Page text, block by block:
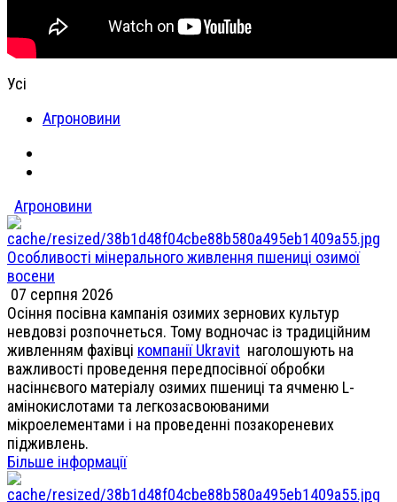
Усі
Агроновини
Агроновини
Особливості мінерального живлення пшениці озимої
восени
07 серпня 2026
Осіння посівна кампанія озимих зернових культур
невдовзі розпочнеться. Тому водночас із традиційним
живленням фахівці компанії Ukravit наголошують на
важливості проведення передпосівної обробки
насіннєвого матеріалу озимих пшениці та ячменю L-
амінокислотами та легкозасвоюваними
мікроелементами і на проведенні позакореневих
підживлень.
Більше інформації